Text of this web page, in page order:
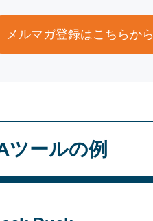
メルマガ登録はこちらから
ツールの例